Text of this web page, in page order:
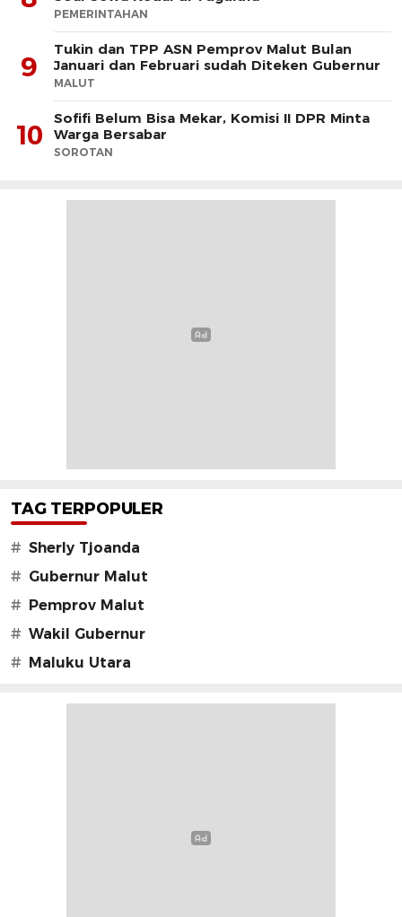
PEMERINTAHAN
9
Tukin dan TPP ASN Pemprov Malut Bulan
Januari dan Februari sudah Diteken Gubernur
MALUT
10
Sofifi Belum Bisa Mekar, Komisi II DPR Minta
Warga Bersabar
SOROTAN
TAG TERPOPULER
# Sherly Tjoanda
# Gubernur Malut
# Pemprov Malut
# Wakil Gubernur
# Maluku Utara